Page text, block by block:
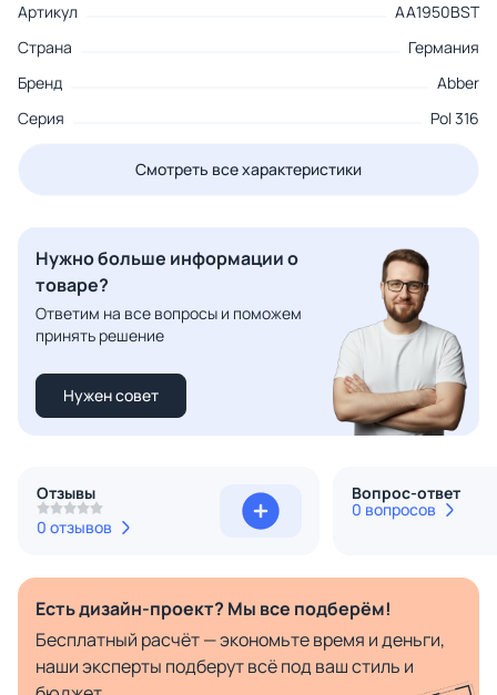
Артикул
AA1950BST
Страна
Германия
Бренд
Abber
Серия
Pol 316
Смотреть все характеристики
Нужно больше информации о
товаре?
Ответим на все вопросы и поможем
принять решение
Нужен совет
Отзывы
0 отзывов
Вопрос-ответ
0 вопросов
Есть дизайн-проект? Мы все подберём!
Бесплатный расчёт — экономьте время и деньги,
наши эксперты подберут всё под ваш стиль и